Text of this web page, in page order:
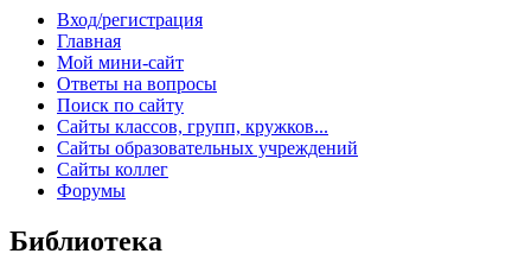
Вход/регистрация
Главная
Мой мини-сайт
Ответы на вопросы
Поиск по сайту
Сайты классов, групп, кружков...
Сайты образовательных учреждений
Сайты коллег
Форумы
Библиотека